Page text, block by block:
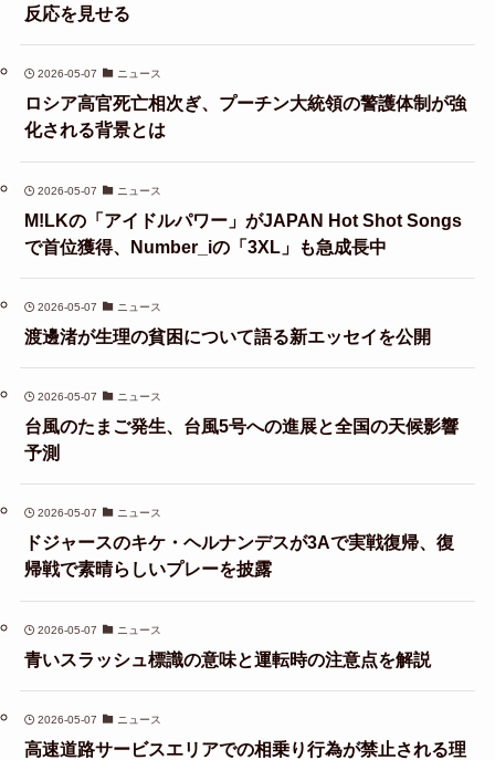
反応を見せる
2026-05-07 ニュース
ロシア高官死亡相次ぎ、プーチン大統領の警護体制が強
化される背景とは
2026-05-07 ニュース
M!LKの「アイドルパワー」がJAPAN Hot Shot Songs
で首位獲得、Number_iの「3XL」も急成長中
2026-05-07 ニュース
渡邊渚が生理の貧困について語る新エッセイを公開
2026-05-07 ニュース
台風のたまご発生、台風5号への進展と全国の天候影響
予測
2026-05-07 ニュース
ドジャースのキケ・ヘルナンデスが3Aで実戦復帰、復
帰戦で素晴らしいプレーを披露
2026-05-07 ニュース
青いスラッシュ標識の意味と運転時の注意点を解説
2026-05-07 ニュース
高速道路サービスエリアでの相乗り行為が禁止される理